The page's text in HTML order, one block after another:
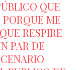
QUE
ME
RESPIRE
PAR DE